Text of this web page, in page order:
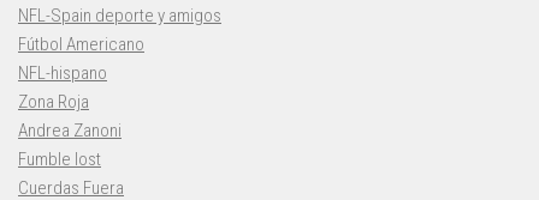
NFL-Spain deporte y amigos
Fútbol Americano
NFL-hispano
Zona Roja
Andrea Zanoni
Fumble lost
Cuerdas Fuera